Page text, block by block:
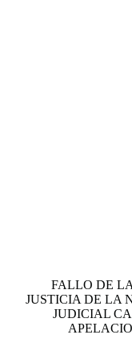
FALLO DE
JUSTICIA DE LA
JUDICIAL